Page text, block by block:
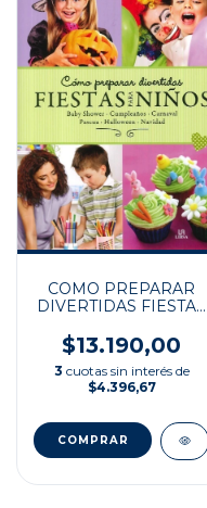
COMO PREPARAR
DIVERTIDAS FIESTAS
$13.190,00
3 cuotas sin interés de
$4.396,67